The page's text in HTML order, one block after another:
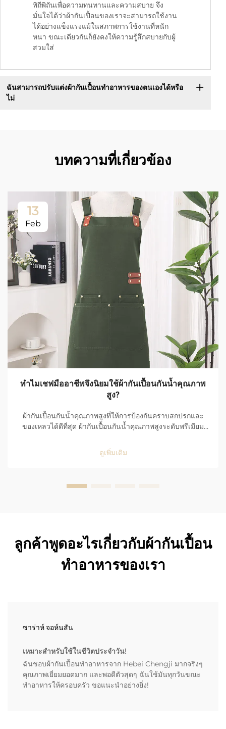
พิถีพิถันเพื่อความทนทานและความสบาย จึง
มั่นใจได้ว่าผ้ากันเปื้อนของเราจะสามารถใช้งาน
ได้อย่างแข็งแรงแม้ในสภาพการใช้งานที่หนัก
หนา ขณะเดียวกันก็ยังคงให้ความรู้สึกสบายกับผู้
สวมใส่
ฉันสามารถปรับแต่งผ้ากันเปื้อนทำอาหารของตนเองได้หรือ
ไม่
บทความที่เกี่ยวข้อง
13
Feb
ทำไมเชฟมืออาชีพจึงนิยมใช้ผ้ากันเปื้อนกันน้ำคุณภาพ
สูง?
ผ้ากันเปื้อนกันน้ำคุณภาพสูงที่ให้การป้องกันคราบสกปรกและ
ของเหลวได้ดีที่สุด ผ้ากันเปื้อนกันน้ำคุณภาพสูงระดับพรีเมียม
ประสิทธิภาพยอดเยี่ยมในการป้องกันคราบสกปรกและของเหลว
รวมทั้งใช้งานได้อย่างสะดวกสบายในสภาพแวดล้อมที่เร่งรีบ
ดูเพิ่มเติม
ลูกค้าพูดอะไรเกี่ยวกับผ้ากันเปื้อน
ทำอาหารของเรา
ซาร่าห์ จอห์นสัน
เหมาะสำหรับใช้ในชีวิตประจำวัน!
ฉันชอบผ้ากันเปื้อนทำอาหารจาก Hebei Chengji มากจริงๆ
คุณภาพเยี่ยมยอดมาก และพอดีตัวสุดๆ ฉันใช้มันทุกวันขณะ
ทำอาหารให้ครอบครัว ขอแนะนำอย่างยิ่ง!